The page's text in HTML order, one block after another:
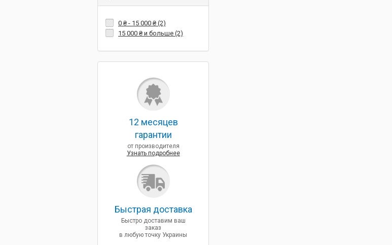
0 ₴- 15 000 ₴(2)
15 000 ₴и больше (2)
12 месяцев
гарантии
от производителя
Узнать подробнее
Быcтрая доставка
Быстро доставим ваш
заказ
в любую точку Украины